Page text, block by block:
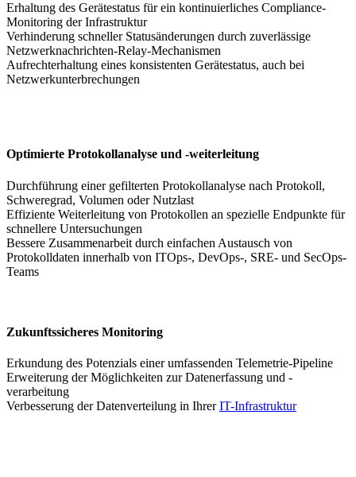
Erhaltung des Gerätestatus für ein kontinuierliches Compliance-
Monitoring der Infrastruktur
Verhinderung schneller Statusänderungen durch zuverlässige
Netzwerknachrichten-Relay-Mechanismen
Aufrechterhaltung eines konsistenten Gerätestatus, auch bei
Netzwerkunterbrechungen
Optimierte Protokollanalyse und -weiterleitung
Durchführung einer gefilterten Protokollanalyse nach Protokoll,
Schweregrad, Volumen oder Nutzlast
Effiziente Weiterleitung von Protokollen an spezielle Endpunkte für
schnellere Untersuchungen
Bessere Zusammenarbeit durch einfachen Austausch von
Protokolldaten innerhalb von ITOps-, DevOps-, SRE- und SecOps-
Teams
Zukunftssicheres Monitoring
Erkundung des Potenzials einer umfassenden Telemetrie-Pipeline
Erweiterung der Möglichkeiten zur Datenerfassung und -
verarbeitung
Verbesserung der Datenverteilung in IhrerIT-Infrastruktur